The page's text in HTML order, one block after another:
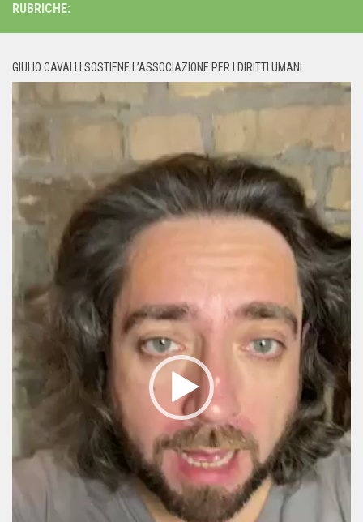
RUBRICHE:
GIULIO CAVALLI SOSTIENE L’ASSOCIAZIONE PER I DIRITTI UMANI